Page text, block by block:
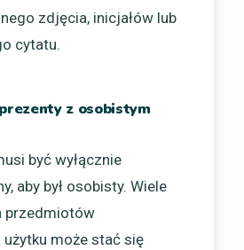
zdjęcia, inicjałów lub
cytatu.
z osobistym
być wyłącznie
aby był osobisty. Wiele
przedmiotów
może stać się